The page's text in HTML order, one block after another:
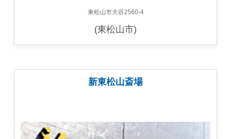
東松山市大谷2560-4
(東松山市)
新東松山斎場